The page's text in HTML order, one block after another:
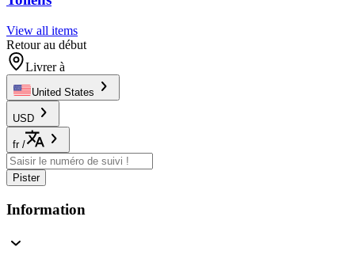
View all items
Retour au début
Livrer à
United States
USD
fr /
Pister
Information